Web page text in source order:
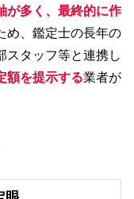
が多く、最終的に作
め、鑑定士の長年の
スタッフ等と連携し
額を提示する業者が